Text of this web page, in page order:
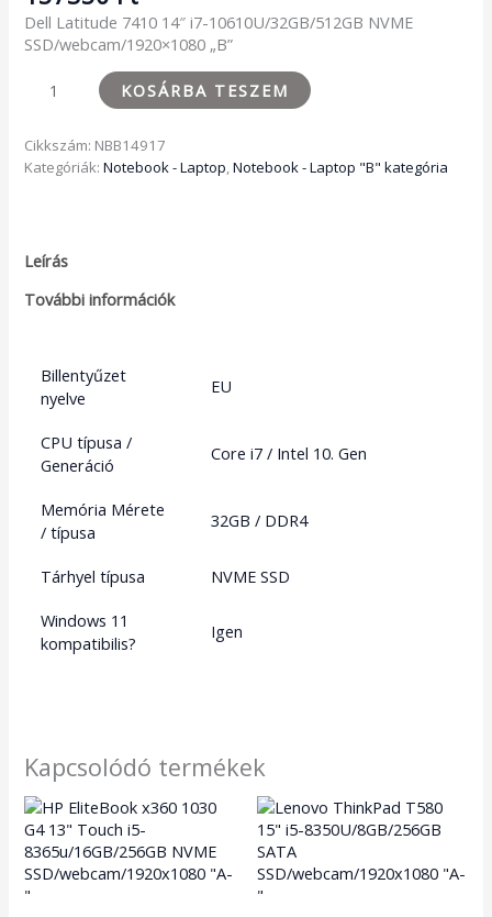
Dell Latitude 7410 14″ i7-10610U/32GB/512GB NVME
SSD/webcam/1920×1080 „B”
KOSÁRBA TESZEM
Cikkszám: NBB14917
Kategóriák:Notebook - Laptop,Notebook - Laptop "B" kategória
Leírás
További információk
Billentyűzet
nyelve
EU
CPU típusa /
Generáció
Core i7 / Intel 10. Gen
Memória Mérete
/ típusa
32GB / DDR4
Tárhyel típusa
NVME SSD
Windows 11
kompatibilis?
Igen
Kapcsolódó termékek